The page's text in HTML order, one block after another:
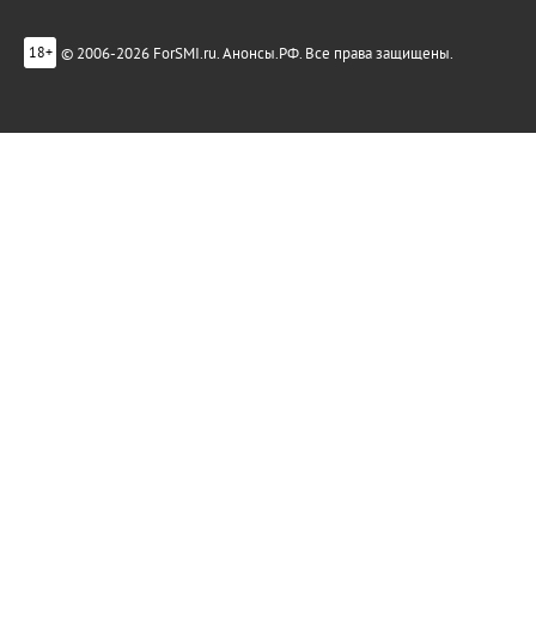
18+ © 2006-2026 ForSMI.ru. Анонсы.РФ. Все права защищены.